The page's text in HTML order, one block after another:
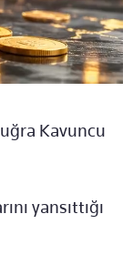
Kavuncu
yansıttığı